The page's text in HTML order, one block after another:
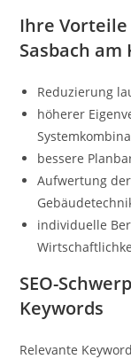
Ihre
Sasbach
Reduzierung
höherer
bessere
Aufwertung
individuelle
SEO-
Keywords
Relevante